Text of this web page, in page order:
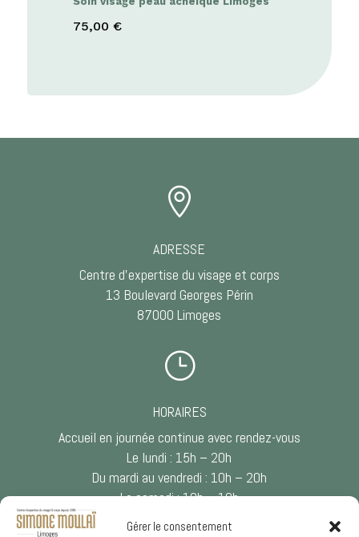
Gérer le consentement
75,00 €

ADRESSE
Centre d’expertise du visage et corps
13 Boulevard Georges Périn
87000 Limoges
}
HORAIRES
Accueil en journée continue avec rendez-vous
Le lundi : 15h – 20h
Du mardi au vendredi : 10h – 20h
Le samedi : 10h – 18h